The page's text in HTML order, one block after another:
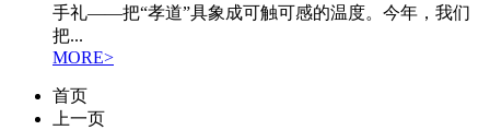
手礼——把“孝道”具象成可触可感的温度。今年，我们
把...
MORE>
首页
上一页